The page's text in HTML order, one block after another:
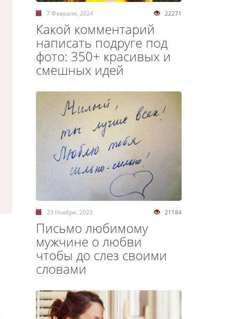
22271
7 Февраля, 2024
Какой комментарий
написать подруге под
фото: 350+ красивых и
смешных идей
21184
23 Ноября, 2023
Письмо любимому
мужчине о любви
чтобы до слез своими
словами